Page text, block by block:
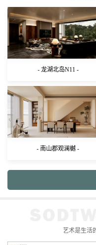
- 龙湖北岛N11 -
- 南山郡观澜樾 -
艺术是生活